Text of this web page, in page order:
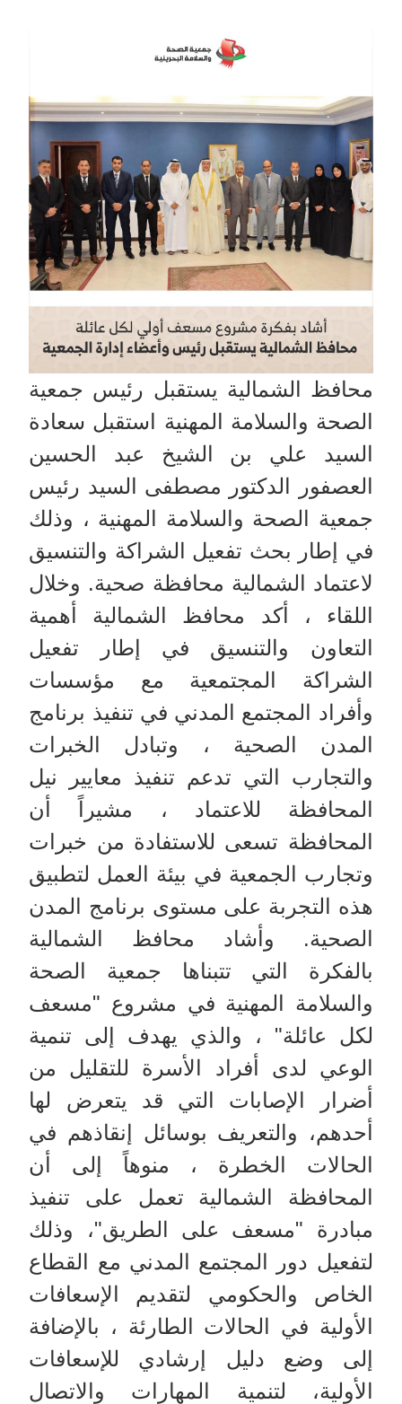
محافظ الشمالية يستقبل رئيس جمعية
الصحة والسلامة المهنية استقبل سعادة
السيد علي بن الشيخ عبد الحسين
العصفور الدكتور مصطفى السيد رئيس
جمعية الصحة والسلامة المهنية ، وذلك
في إطار بحث تفعيل الشراكة والتنسيق
لاعتماد الشمالية محافظة صحية. وخلال
اللقاء ، أكد محافظ الشمالية أهمية
التعاون والتنسيق في إطار تفعيل
الشراكة المجتمعية مع مؤسسات
وأفراد المجتمع المدني في تنفيذ برنامج
المدن الصحية ، وتبادل الخبرات
والتجارب التي تدعم تنفيذ معايير نيل
المحافظة للاعتماد ، مشيراً أن
المحافظة تسعى للاستفادة من خبرات
وتجارب الجمعية في بيئة العمل لتطبيق
هذه التجربة على مستوى برنامج المدن
الصحية. وأشاد محافظ الشمالية
بالفكرة التي تتبناها جمعية الصحة
والسلامة المهنية في مشروع "مسعف
لكل عائلة" ، والذي يهدف إلى تنمية
الوعي لدى أفراد الأسرة للتقليل من
أضرار الإصابات التي قد يتعرض لها
أحدهم، والتعريف بوسائل إنقاذهم في
الحالات الخطرة ، منوهاً إلى أن
المحافظة الشمالية تعمل على تنفيذ
مبادرة "مسعف على الطريق"، وذلك
لتفعيل دور المجتمع المدني مع القطاع
الخاص والحكومي لتقديم الإسعافات
الأولية في الحالات الطارئة ، بالإضافة
إلى وضع دليل إرشادي للإسعافات
الأولية، لتنمية المهارات والاتصال